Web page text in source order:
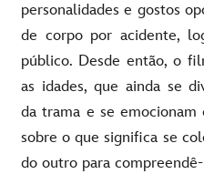
personalidades e gostos
de corpo por acidente,
público. Desde então, o
as idades, que ainda se
da trama e se emocionam
sobre o que significa se
do outro para